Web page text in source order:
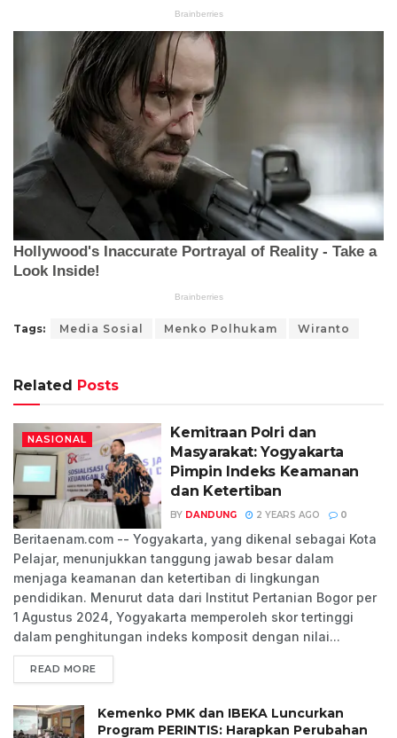
Tags: Media Sosial Menko Polhukam Wiranto
Related Posts
NASIONAL
Kemitraan Polri dan
Masyarakat: Yogyakarta
Pimpin Indeks Keamanan
dan Ketertiban
BY DANDUNG 2 YEARS AGO 0
Beritaenam.com -- Yogyakarta, yang dikenal sebagai Kota
Pelajar, menunjukkan tanggung jawab besar dalam
menjaga keamanan dan ketertiban di lingkungan
pendidikan. Menurut data dari Institut Pertanian Bogor per
1 Agustus 2024, Yogyakarta memperoleh skor tertinggi
dalam penghitungan indeks komposit dengan nilai...
READ MORE
Kemenko PMK dan IBEKA Luncurkan
Program PERINTIS: Harapkan Perubahan